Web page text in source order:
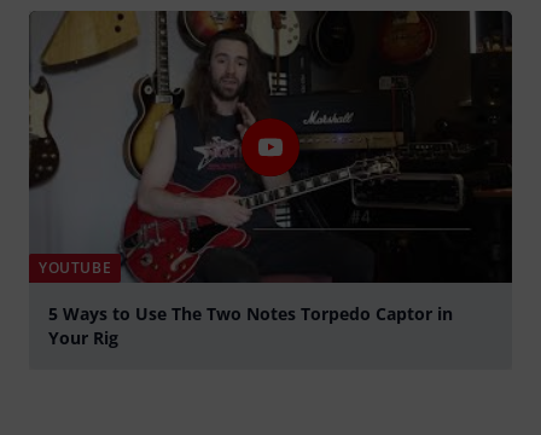
YOUTUBE
5 Ways to Use The Two Notes Torpedo Captor in
Your Rig